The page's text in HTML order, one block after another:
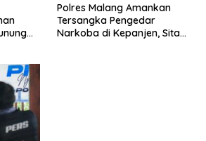
Polres Malang Amankan
Tersangka Pengedar
Narkoba di Kepanjen, Sita